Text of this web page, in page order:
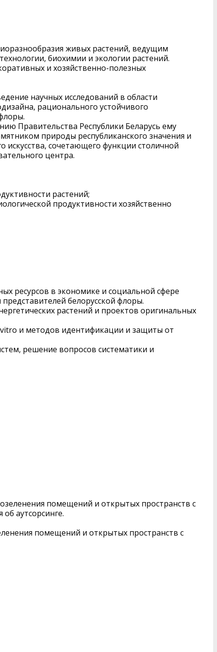
живых растений, ведущим
биохимии и экологии растений.
и хозяйственно-полезных
научных исследований в области
рационального устойчивого
Правительства Республики Беларусь ему
природы республиканского значения и
сочетающего функции столичной
центра.
растений;
продуктивности хозяйственно
ресурсов в экономике и социальной сфере
белорусской флоры.
растений и проектов оригинальных
vitro и методов идентификации и защиты от
решение вопросов систематики и
помещений и открытых пространств с
аутсорсинге.
помещений и открытых пространств с